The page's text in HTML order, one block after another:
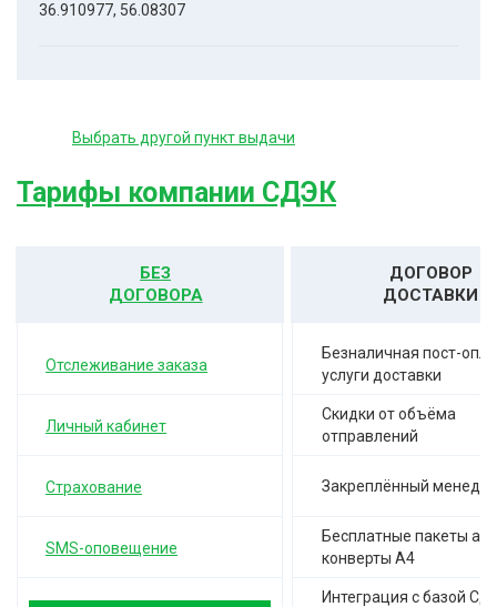
36.910977, 56.08307
Выбрать другой пункт выдачи
Тарифы компании СДЭК
БЕЗ
ДОГОВОРА
Отслеживание заказа
Личный кабинет
Страхование
SMS-оповещение
ДОГОВОР
ДОСТАВКИ
Безналичная пост-
услуги доставки
Скидки от объёма
отправлений
Закреплённый
Бесплатные пакеты а-
конверты А4
Интеграция с базой